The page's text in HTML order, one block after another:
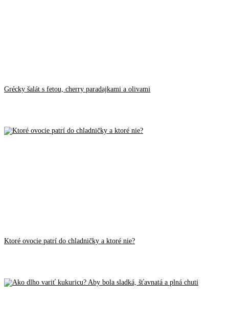
Grécky šalát s fetou, cherry paradajkami a olivami
Ktoré ovocie patrí do chladničky a ktoré nie?